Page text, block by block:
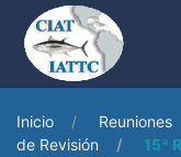
Inicio Reuniones
de Revisión
15ª